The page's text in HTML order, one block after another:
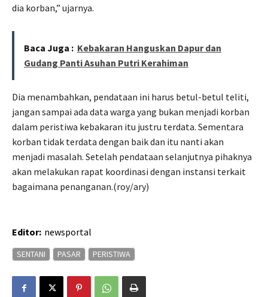
dia korban,” ujarnya.
Baca Juga : Kebakaran Hanguskan Dapur dan
Gudang Panti Asuhan Putri Kerahiman
Dia menambahkan, pendataan ini harus betul-betul teliti,
jangan sampai ada data warga yang bukan menjadi korban
dalam peristiwa kebakaran itu justru terdata. Sementara
korban tidak terdata dengan baik dan itu nanti akan
menjadi masalah. Setelah pendataan selanjutnya pihaknya
akan melakukan rapat koordinasi dengan instansi terkait
bagaimana penanganan.(roy/ary)
Editor: newsportal
SENTANI PASAR PERISTIWA